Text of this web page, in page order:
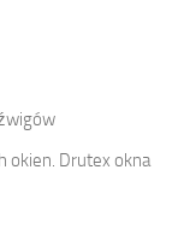
okien. Drutex okna